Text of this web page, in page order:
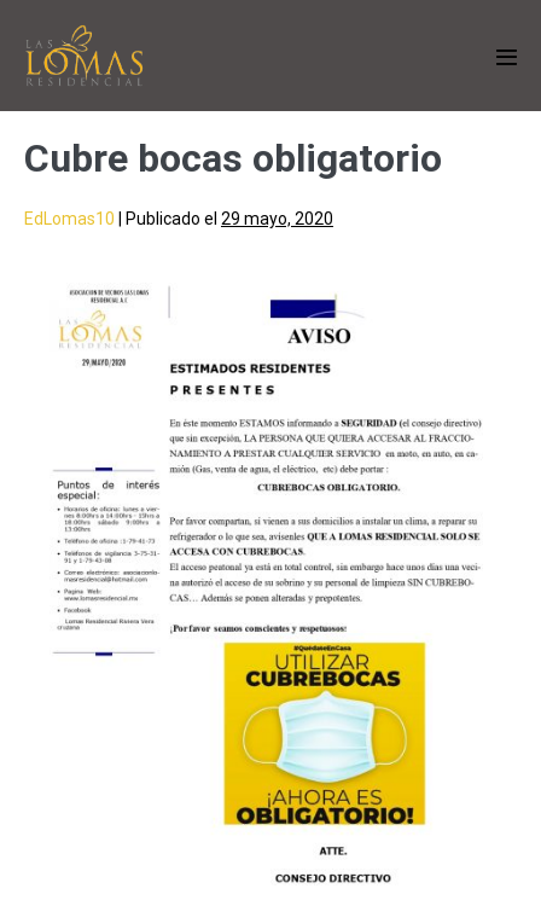
Cubre bocas obligatorio
EdLomas10 | Publicado el 29 mayo, 2020